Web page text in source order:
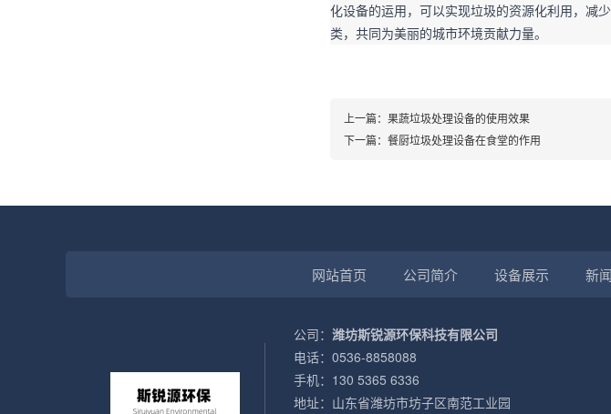
化设备的运用，可以实现垃圾的资源化利用，减
类，共同为美丽的城市环境贡献力量。
上一篇： 果蔬垃圾处理设备的使用效果
下一篇： 餐厨垃圾处理设备在食堂的作用
网站首页 公司简介 设备展示 新
公司： 潍坊斯锐源环保科技有限公司
电话：0536-8858088
手机：130 5365 6336
地址：山东省潍坊市坊子区南范工业园